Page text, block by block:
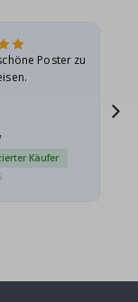
Poster zu
Käufer